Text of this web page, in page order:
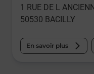
1 RUE DE L
50530 BACILLY
En savoir plus